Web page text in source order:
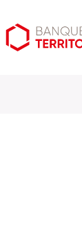
Aller
au
Aller
au
Ouvrir
les